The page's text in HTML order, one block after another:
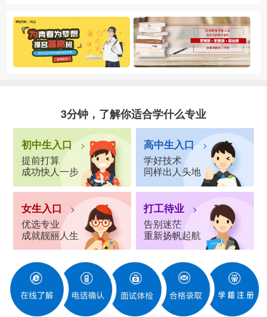
3分钟，了解你适合学什么专业
初中生入口 >
提前打算
成功快人一步
高中生入口 >
学好技术
同样出人头地
女生入口 >
优选专业
成就靓丽人生
打工待业 >
告别迷茫
重新扬帆起航